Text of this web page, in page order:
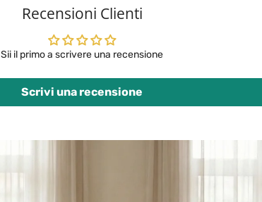
Recensioni Clienti
Sii il primo a scrivere una recensione
Scrivi una recensione